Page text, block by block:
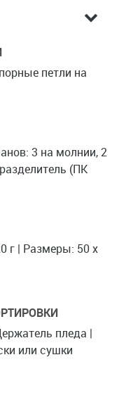
петли на
3 на молнии, 2
(ПК
г | Размеры: 50 x
пледа |
или сушки